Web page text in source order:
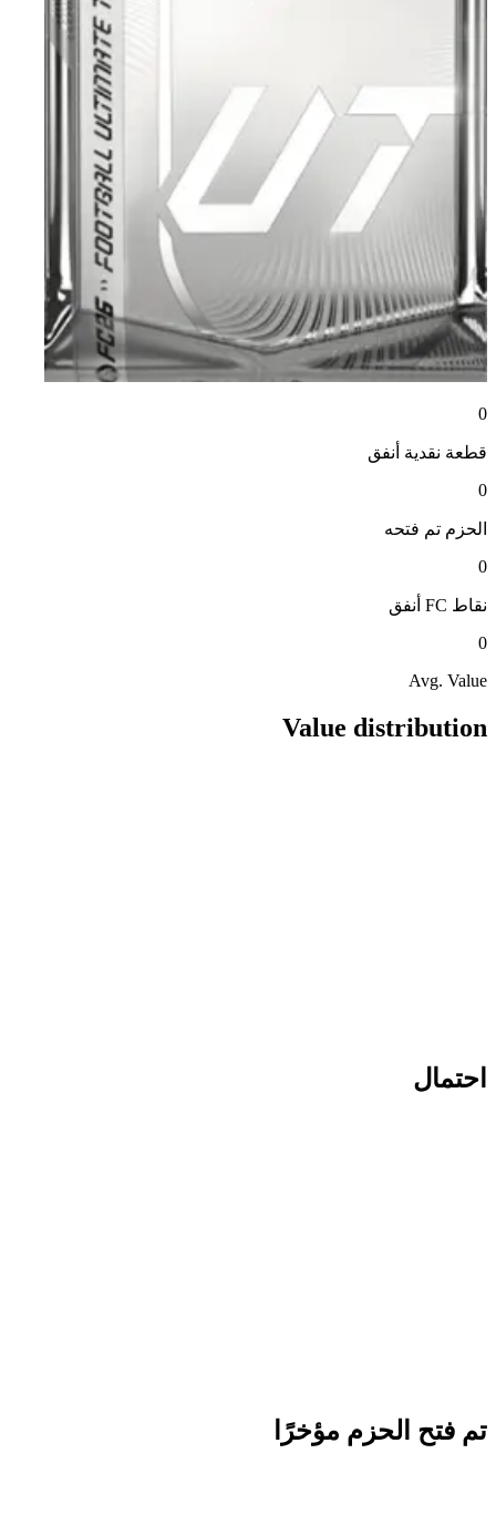
0
قطعة نقدية أنفق
0
الحزم تم فتحه
0
نقاط FC
أنفق
0
Avg. Value
Value distribution
احتمال
تم فتح الحزم مؤخرًا